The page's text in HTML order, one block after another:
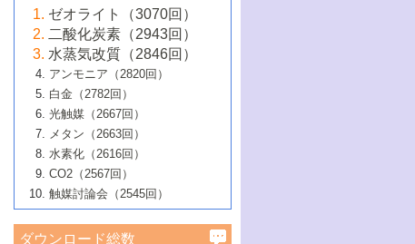
大学：オンライン・対面開催）
6号 メタン転換技術の最新動向
B号 第125回触媒討論会（2020年・工学
院大学）
5号 固体触媒による含窒素有機化合物変
換の最前線
6号 貴金属使用量低減に向けた自動車排
ガス浄化触媒の開発
B号 第123回触媒討論会（2019年・大阪
B号 第121回触媒討論会（2018年・東京
大学）
5号 水素のふるまいを解き明かす最先端
研究
6号 低級アルカンの有効利用のための触
媒技術
B号 第119回触媒討論会（2017年・首都
大学東京）
媒技術
3号 触媒研究の最先端～とびたて若き研究
者たち～（1）
4号 触媒研究の最先端～とびたて若き研究
者たち～（2）
5号 触媒研究の最先端～とびたて若き研究
者たち～（3）
6号 イオニクス材料と燃料電池・電解合成
の最新の研究動向
B号 第117回触媒討論会（2016年・大阪府
立大学）
2号 石油精製用触媒の最近の進展
3号 固体酸化物形燃料電池（SOFC）におけ
るアノード触媒上での燃料直接改質技術
4号 コアシェル構造の制御による触媒機能
5号 工業触媒およびその周辺技術の最近の
進歩
6号 ナノシート
B号 第115回触媒討論会（2015年・成蹊大
2号 光触媒反応機構に関する最新の研究動
向
開発動向
4号 人工光合成に向けた近年のアプローチ
5号 未利用熱エネルギーの有効活用に貢献
する触媒技術
6号 ポリオキソメタレート
B号 第113回触媒討論会（2014年・ロワジ
ールホテル豊橋）
1号 高耐久性燃料電池システム用触媒にお
ける新展開
2号 リビングラジカル重合の最近の動向
3号 天然ガスの化学工業的展開に関する触
媒技術
4号 貴金属触媒の精密構造制御とその活用
5号 バイオマス化成品製造のための固体触
6号 ナノ空間─吸着状態解析から新機能開拓
▼54巻（2012年）
1号 規則性多孔体の利用技術における最近
の進歩
2号 第109回触媒討論会
3号 貴金属低減技術の最新動向
4号 貴金属代替技術の最新動向
5号 光触媒による物質変換反応の新展開
6号 グラフェン
7号 水素を利用する化成品合成の新潮流
▼53巻（2011年）
1号 金属学から見る合金触媒の新展開
2号 第107回触媒討論会
3号 触媒のその場観察法の進歩（１）
4号 触媒のその場観察法の進歩（２）
5号 不活性結合の触媒的活性化による有機
合成
6号 新しい固体酸触媒技術
▼52巻（2010年）
1号 触媒の劣化対策と長寿命触媒開発
2号 第105回触媒討論会
3号 ナノ構造が拓く新機能
4号 活性サイトおよびその環境の精密な設
計による触媒の高機能化
5号 触媒を有効に使うための技術
1号 炭素材料－熱い注目を集める材料－
2号 第103回触媒討論会
3号 環境浄化用光触媒の現状と課題
4号 水素社会の実現に向けた水素製造・貯
蔵技術の進歩
▼50巻（2008年）
1号 触媒化学と学会のこの10年，半世紀，
そして未来
2号 第101回触媒討論会
▼49巻（2007年）
1号 含フッ素化合物の合成と触媒
2号 第99回触媒討論会
3号 実用的ファインケミカル合成プロセス
▼48巻（2006年）
1号 固体酸触媒の最近の進歩
2号 第97回触媒討論会
1号 最近の触媒担体とその効果
▼46巻（2004年）
ゼオライト（3070回）
二酸化炭素（2943回）
水蒸気改質（2846回）
アンモニア（2820回）
白金（2782回）
光触媒（2667回）
メタン（2663回）
水素化（2616回）
CO2（2567回）
触媒討論会（2545回）
ダウンロード総数